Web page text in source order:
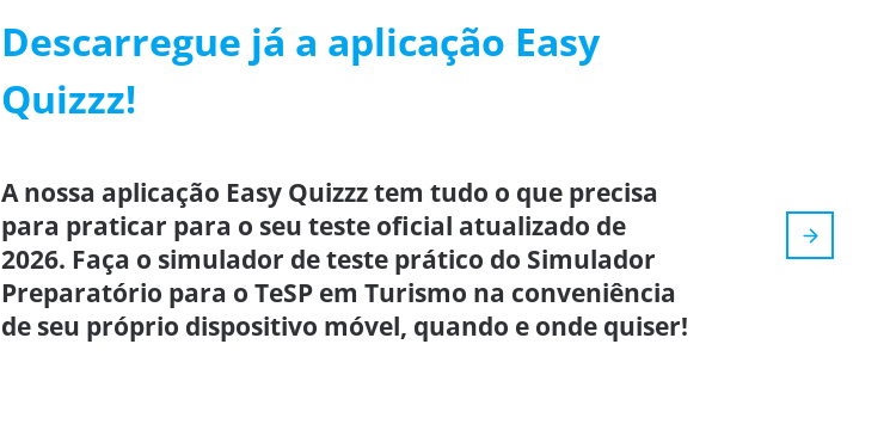
Descarregue já a aplicação Easy
Quizzz!
A nossa aplicação Easy Quizzz tem tudo o que precisa
para praticar para o seu teste oficial atualizado de
2026. Faça o simulador de teste prático do Simulador
Preparatório para o TeSP em Turismo na conveniência
de seu próprio dispositivo móvel, quando e onde quiser!